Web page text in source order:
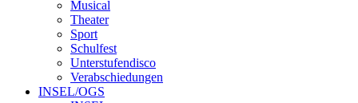
Musical
Theater
Sport
Schulfest
Unterstufendisco
Verabschiedungen
INSEL/OGS